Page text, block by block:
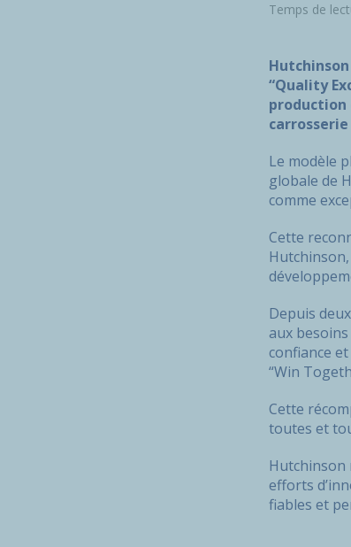
Temps de
“Quality
production
carrosserie
Le modèle
globale de
comme
Cette
Depuis
aux
confiance
“Win
Cette
toutes et
Hutchinson
efforts
fiables et